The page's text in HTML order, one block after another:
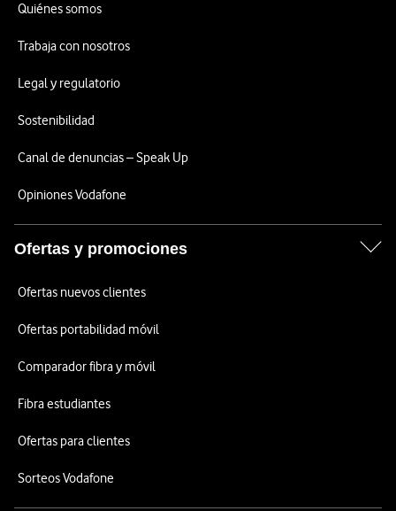
Quiénes somos
Trabaja con nosotros
Legal y regulatorio
Sostenibilidad
Canal de denuncias – Speak Up
Opiniones Vodafone
Ofertas y promociones
Ofertas nuevos clientes
Ofertas portabilidad móvil
Comparador fibra y móvil
Fibra estudiantes
Ofertas para clientes
Sorteos Vodafone